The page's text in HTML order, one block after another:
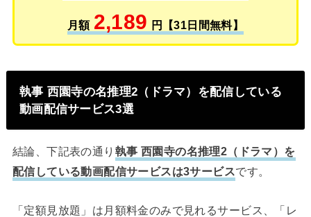
月額 2,189 円【31日間無料】
執事 西園寺の名推理2（ドラマ）を配信している
動画配信サービス3選
結論、下記表の通り 執事 西園寺の名推理2（ドラマ）を
配信している動画配信サービスは3サービスです。
「定額見放題」は月額料金のみで見れるサービス、「レ